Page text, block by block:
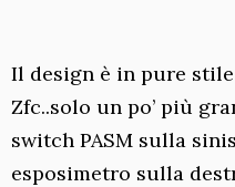
Il design è in pure
Zfc..solo un po’ più
switch PASM sulla
esposimetro sulla